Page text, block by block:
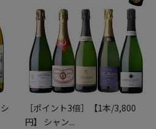
［ポイント3倍］【1本/3,800
円】 シャン...